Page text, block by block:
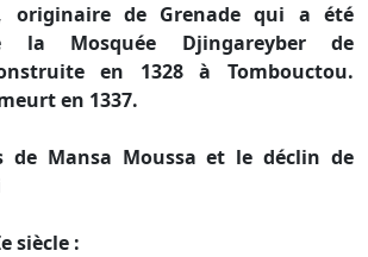
originaire de Grenade qui a été
la Mosquée Djingareyber de
en 1328 à Tombouctou.
en 1337.
de Mansa Moussa et le déclin de
siècle :